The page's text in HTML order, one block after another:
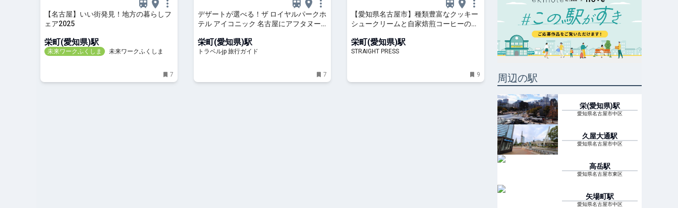
【名古屋】いい街発見！地方の暮らしフ
ェア2025
栄町(愛知県)駅
未来ワークふくしま 未来ワークふくしま
7
デザートが選べる！ザ ロイヤルパークホ
テル アイコニック 名古屋にアフタヌー
旅行ガイド
栄町(愛知県)駅
トラベルjp 旅行ガイド
7
【愛知県名古屋市】種類豊富なクッキー
シュークリームと自家焙煎コーヒーの専
栄町(愛知県)駅
STRAIGHT PRESS
9 周辺の駅
栄(愛知県)駅
愛知県名古屋市中区
久屋大通駅
愛知県名古屋市中区
高岳駅
愛知県名古屋市東区
矢場町駅
愛知県名古屋市中区